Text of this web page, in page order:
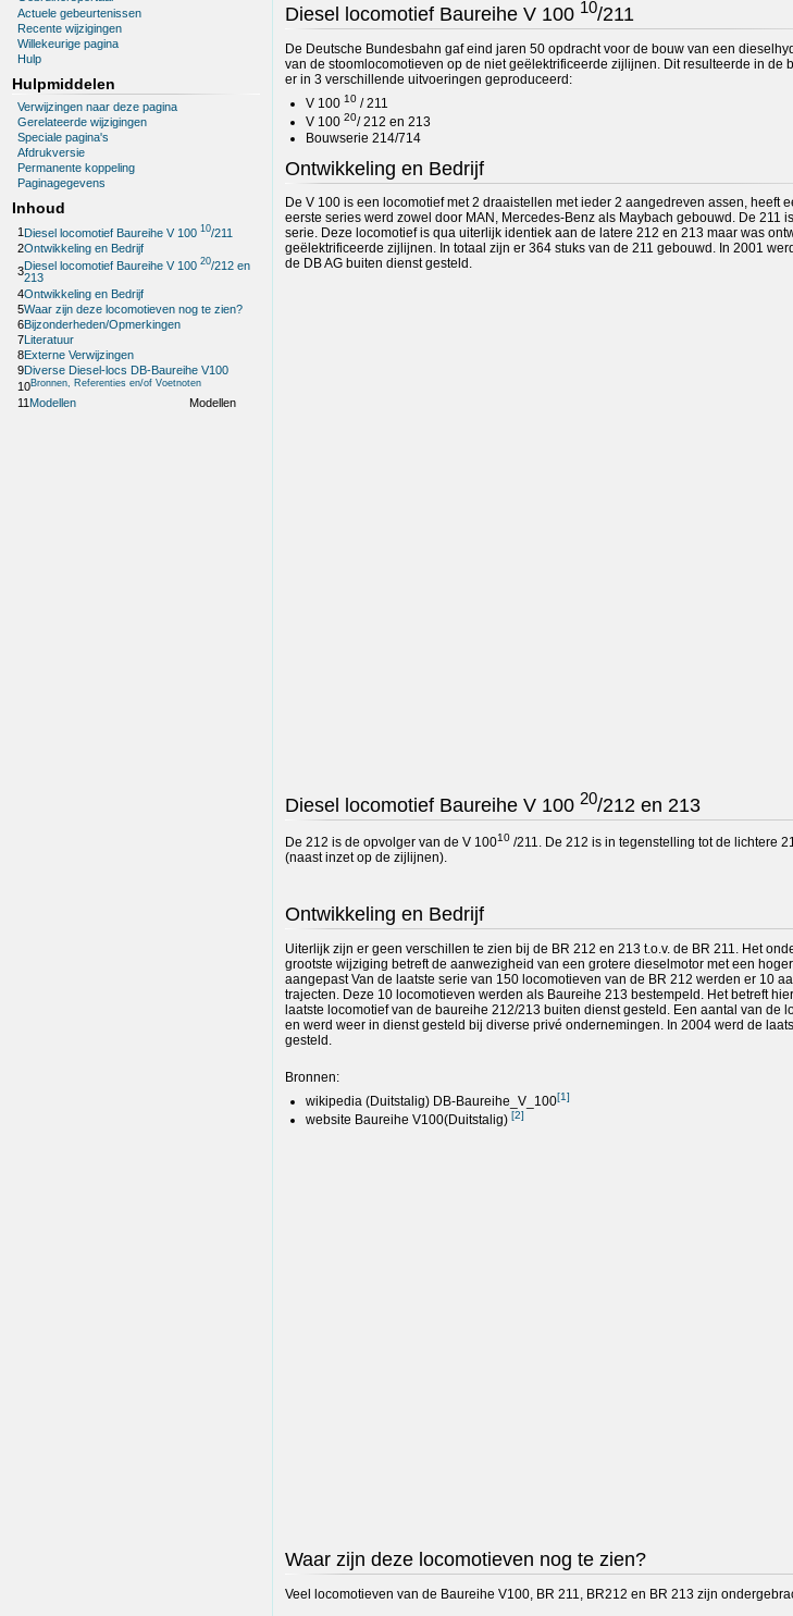
Actuele gebeurtenissen
Recente wijzigingen
Willekeurige pagina
Hulp
Hulpmiddelen
Verwijzingen naar deze pagina
Gerelateerde wijzigingen
Speciale pagina's
Afdrukversie
Permanente koppeling
Paginagegevens
Inhoud
1 Diesel locomotief Baureihe V 10010/211
2Ontwikkeling en Bedrijf
3Diesel locomotief Baureihe V 10020/212 en
213
4Ontwikkeling en Bedrijf
5Waar zijn deze locomotieven nog te zien?
6Bijzonderheden/Opmerkingen
7Literatuur
8Externe Verwijzingen
9Diverse Diesel-locs DB-Baureihe V100
10Bronnen, Referenties en/of Voetnoten
11 Modellen Modellen
Diesel locomotief Baureihe V 100 10/211
De Deutsche Bundesbahn gaf eind jaren 50 opdracht voor de bouw van een
van de stoomlocomotieven op de niet geëlektrificeerde zijlijnen. Dit resulteerde in de
er in 3 verschillende uitvoeringen geproduceerd:
V 10010 / 211
V 10020/ 212 en 213
Bouwserie 214/714
Ontwikkeling en Bedrijf
De V 100 is een locomotief met 2 draaistellen met ieder 2 aangedreven assen, heeft
eerste series werd zowel door MAN, Mercedes-Benz als Maybach gebouwd. De 211
serie. Deze locomotief is qua uiterlijk identiek aan de latere 212 en 213 maar was
geëlektrificeerde zijlijnen. In totaal zijn er 364 stuks van de 211 gebouwd. In 2001
de DB AG buiten dienst gesteld.
Diesel locomotief Baureihe V 100 20/212 en 213
De 212 is de opvolger van de V 10010 /211. De 212 is in tegenstelling tot de lichtere
(naast inzet op de zijlijnen).
Ontwikkeling en Bedrijf
Uiterlijk zijn er geen verschillen te zien bij de BR 212 en 213 t.o.v. de BR 211. Het
grootste wijziging betreft de aanwezigheid van een grotere dieselmotor met een
aangepast Van de laatste serie van 150 locomotieven van de BR 212 werden er 10
trajecten. Deze 10 locomotieven werden als Baureihe 213 bestempeld. Het betreft
laatste locomotief van de baureihe 212/213 buiten dienst gesteld. Een aantal van de
en werd weer in dienst gesteld bij diverse privé ondernemingen. In 2004 werd de
gesteld.
Bronnen:
wikipedia (Duitstalig) DB-Baureihe_V_100[1]
website Baureihe V100(Duitstalig)[2]
Waar zijn deze locomotieven nog te zien?
Veel locomotieven van de Baureihe V100, BR 211, BR212 en BR 213 zijn